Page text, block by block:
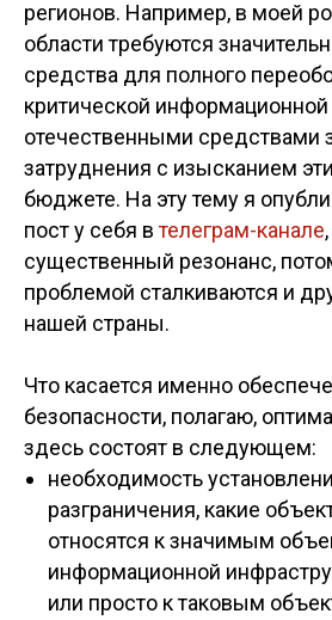
регионов. Например, в моей
области требуются
средства для полного
критической
отечественными средствами
затруднения с изысканием
бюджете. На эту тему я
пост у себя втелеграм-канале
существенный резонанс,
проблемой сталкиваются и
нашей страны.
Что касается именно
безопасности, полагаю,
здесь состоят в следующем:
необходимость
разграничения, какие
относятся к значимым
информационной
или просто к таковым